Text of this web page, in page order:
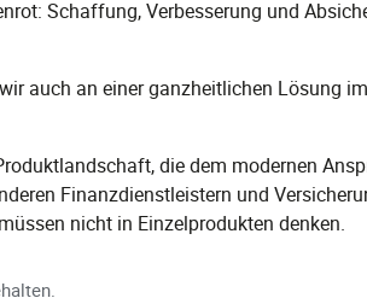
Schaffung, Verbesserung und
auch an einer ganzheitlichen Lösung
die dem modernen
Finanzdienstleistern und
nicht in Einzelprodukten denken.